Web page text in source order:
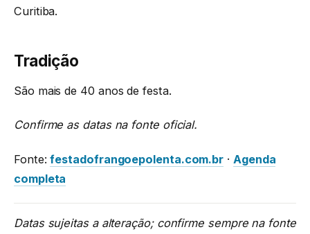
Curitiba.
Tradição
São mais de 40 anos de festa.
Confirme as datas na fonte oficial.
Fonte:festadofrangoepolenta.com.br · Agenda
completa
Datas sujeitas a alteração; confirme sempre na fonte